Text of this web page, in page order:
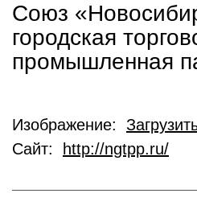
Союз
городская
промышленная
Изображение:
Сайт:
http://ngtpp.ru/